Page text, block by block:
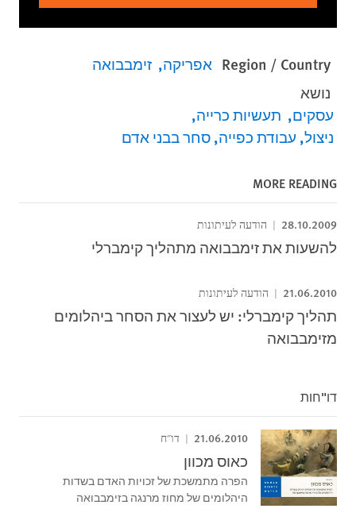
Region / Country אפריקה זימבבואה
נושא
עסקים תעשיות כרייה
ניצול, עבודת כפייה, סחר בבני אדם
MORE READING
28.10.2009 הודעה לעיתונות
להשעות את זימבבואה מתהליך קימברלי
21.06.2010 הודעה לעיתונות
תהליך קימברלי: יש לעצור את הסחר ביהלומים
מזימבבואה
דו"חות
21.06.2010 דו"ח
כאוס מכוון
הפרה מתמשכת של זכויות האדם בשדות
היהלומים של מחוז מרנגה בזימבבואה